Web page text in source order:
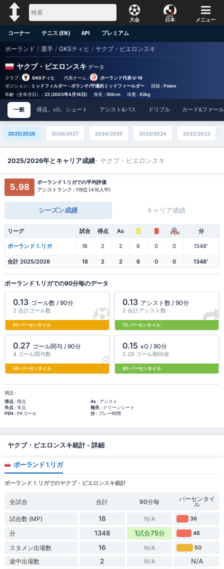
大会 日本 メニュー
コーナー テニス (EN) API プレミアム
ポーランド / 選手 / GKSティヒ / ヤクブ・ビエロンスキ
ヤクブ・ビエロンスキ データ
クラブ : GKSティヒ 代表チーム :
ポーランド代表 U-19
ポジション : ミッドフィルダー - ボランチ/守備的ミッドフィールダー 国籍 :Poland
年齢（生年月日） : 23 (2003年4月18日) 身長 :188cm 体重 :92kg
一般 得点、xG、シュート アシスト&パス ドリブル カード&ファール
2025/2026 2026/2027 2024/2025 2023/2024 2022/2023
2025/2026年とキャリア成績- ヤクブ・ビエロンスキ
5.98
ポーランド 1.リガでの平均評価
アシストランク : 118位 (416人中)
シーズン成績 キャリア成績
リーグ 試合 得点 As PEN 分
ポーランド 1.リガ 18 2 2 6 0 0 1348'
合計 2025/2026 18 2 2 6 0 0 1348'
ポーランド 1.リガでの90分毎のデータ
0.13 ゴール数 / 90分
2 合計ゴール数
65 パーセンタイル
0.13 アシスト数 / 90分
2 合計アシスト数
73 パーセンタイル
0.27 ゴール関与 / 90分
4 ゴール関与数
69 パーセンタイル
0.15 xG / 90分
2.29 ゴール期待値
80 パーセンタイル
用語 :
得点: 得点 As: アシスト
失点: 失点 無失: クリーンシート
PEN : PKゴール 分: プレー時間
ヤクブ・ビエロンスキ統計 - 詳細
ポーランド 1.リガ
ポーランド 1.リガでのヤクブ・ビエロンスキ統計
全試合 合計 90分毎 パーセンタイ
ル
試合数 (MP)
18 N/A 36
分 1348 1試合75分 46
スタメン出場数 16 N/A 50
途中出場数 2 N/A N/A